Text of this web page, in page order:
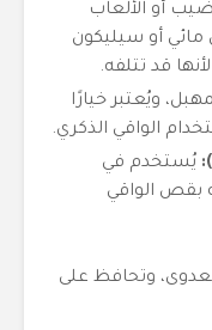
أو الألعاب
أو سيليكون
قد تتلفه.
ويُعتبر خيارًا
الواقي الذكري.
يُستخدم في
بقص الواقي
وتحافظ على